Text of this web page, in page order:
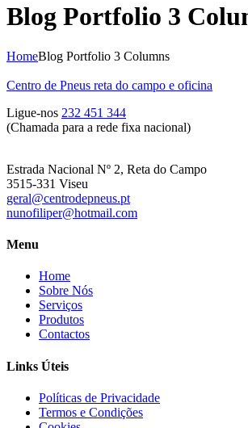
Blog Portfolio 3
HomeBlog Portfolio 3 Columns
Centro de Pneus reta do campo e oficina
Ligue-nos 232 451 344
(Chamada para a rede fixa nacional)
Estrada Nacional Nº 2, Reta do Campo
3515-331 Viseu
geral@centrodepneus.pt
nunofiliper@hotmail.com
Menu
Home
Sobre Nós
Serviços
Produtos
Contactos
Links Úteis
Políticas de Privacidade
Termos e Condições